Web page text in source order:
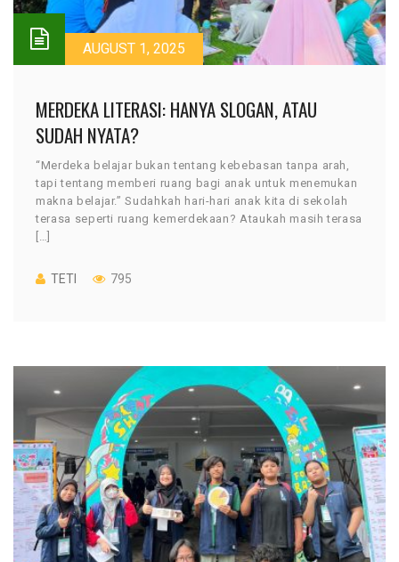
AUGUST 1, 2025
MERDEKA LITERASI: HANYA SLOGAN, ATAU
SUDAH NYATA?
“Merdeka belajar bukan tentang kebebasan tanpa arah,
tapi tentang memberi ruang bagi anak untuk menemukan
makna belajar.” Sudahkah hari-hari anak kita di sekolah
terasa seperti ruang kemerdekaan? Ataukah masih terasa
[…]
TETI 795